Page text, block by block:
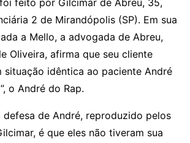
feito por Gilcimar de Abreu, 35,
2 de Mirandópolis (SP). Em sua
a Mello, a advogada de Abreu,
Oliveira, afirma que seu cliente
situação idêntica ao paciente André
o André do Rap.
defesa de André, reproduzido pelos
é que eles não tiveram sua